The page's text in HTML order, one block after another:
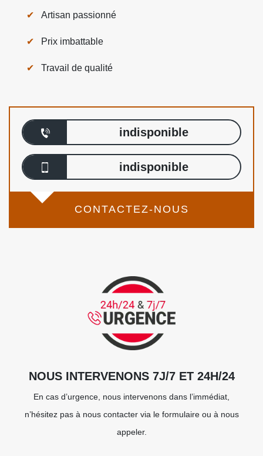
Artisan passionné
Prix imbattable
Travail de qualité
indisponible
indisponible
CONTACTEZ-NOUS
NOUS INTERVENONS 7J/7 ET 24H/24
En cas d’urgence, nous intervenons dans l’immédiat,
n’hésitez pas à nous contacter via le formulaire ou à nous
appeler.